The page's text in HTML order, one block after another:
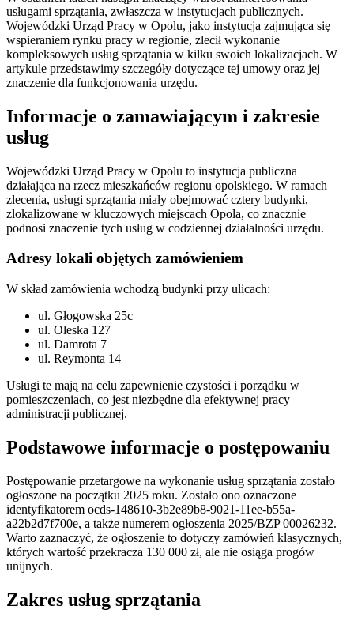
usługami sprzątania, zwłaszcza w instytucjach publicznych.
Wojewódzki Urząd Pracy w Opolu, jako instytucja zajmująca się
wspieraniem rynku pracy w regionie, zlecił wykonanie
kompleksowych usług sprzątania w kilku swoich lokalizacjach. W
artykule przedstawimy szczegóły dotyczące tej umowy oraz jej
znaczenie dla funkcjonowania urzędu.
Informacje o zamawiającym i zakresie
usług
Wojewódzki Urząd Pracy w Opolu to instytucja publiczna
działająca na rzecz mieszkańców regionu opolskiego. W ramach
zlecenia, usługi sprzątania miały obejmować cztery budynki,
zlokalizowane w kluczowych miejscach Opola, co znacznie
podnosi znaczenie tych usług w codziennej działalności urzędu.
Adresy lokali objętych zamówieniem
W skład zamówienia wchodzą budynki przy ulicach:
ul. Głogowska 25c
ul. Oleska 127
ul. Damrota 7
ul. Reymonta 14
Usługi te mają na celu zapewnienie czystości i porządku w
pomieszczeniach, co jest niezbędne dla efektywnej pracy
administracji publicznej.
Podstawowe informacje o postępowaniu
Postępowanie przetargowe na wykonanie usług sprzątania zostało
ogłoszone na początku 2025 roku. Zostało ono oznaczone
identyfikatorem ocds-148610-3b2e89b8-9021-11ee-b55a-
a22b2d7f700e, a także numerem ogłoszenia 2025/BZP 00026232.
Warto zaznaczyć, że ogłoszenie to dotyczy zamówień klasycznych,
których wartość przekracza 130 000 zł, ale nie osiąga progów
unijnych.
Zakres usług sprzątania